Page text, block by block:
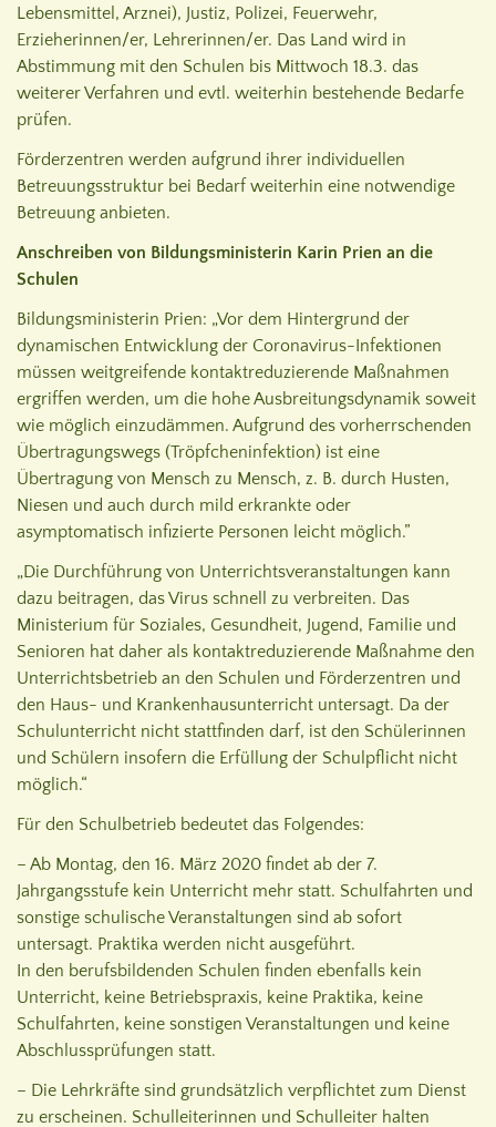
Lebensmittel, Arznei), Justiz, Polizei, Feuerwehr,
Erzieherinnen/er, Lehrerinnen/er. Das Land wird in
Abstimmung mit den Schulen bis Mittwoch 18.3. das
weiterer Verfahren und evtl. weiterhin bestehende Bedarfe
prüfen.
Förderzentren werden aufgrund ihrer individuellen
Betreuungsstruktur bei Bedarf weiterhin eine notwendige
Betreuung anbieten.
Anschreiben von Bildungsministerin Karin Prien an die
Schulen
Bildungsministerin Prien: „Vor dem Hintergrund der
dynamischen Entwicklung der Coronavirus-Infektionen
müssen weitgreifende kontaktreduzierende Maßnahmen
ergriffen werden, um die hohe Ausbreitungsdynamik soweit
wie möglich einzudämmen. Aufgrund des vorherrschenden
Übertragungswegs (Tröpfcheninfektion) ist eine
Übertragung von Mensch zu Mensch, z. B. durch Husten,
Niesen und auch durch mild erkrankte oder
asymptomatisch infizierte Personen leicht möglich.”
„Die Durchführung von Unterrichtsveranstaltungen kann
dazu beitragen, das Virus schnell zu verbreiten. Das
Ministerium für Soziales, Gesundheit, Jugend, Familie und
Senioren hat daher als kontaktreduzierende Maßnahme den
Unterrichtsbetrieb an den Schulen und Förderzentren und
den Haus- und Krankenhausunterricht untersagt. Da der
Schulunterricht nicht stattfinden darf, ist den Schülerinnen
und Schülern insofern die Erfüllung der Schulpflicht nicht
möglich.“
Für den Schulbetrieb bedeutet das Folgendes:
– Ab Montag, den 16. März 2020 findet ab der 7.
Jahrgangsstufe kein Unterricht mehr statt. Schulfahrten und
sonstige schulische Veranstaltungen sind ab sofort
untersagt. Praktika werden nicht ausgeführt.
In den berufsbildenden Schulen finden ebenfalls kein
Unterricht, keine Betriebspraxis, keine Praktika, keine
Schulfahrten, keine sonstigen Veranstaltungen und keine
Abschlussprüfungen statt.
– Die Lehrkräfte sind grundsätzlich verpflichtet zum Dienst
zu erscheinen. Schulleiterinnen und Schulleiter halten